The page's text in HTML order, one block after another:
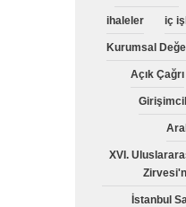
ihaleler iç
Kurumsal
Açık Çağrı
XVI.
İstanbul